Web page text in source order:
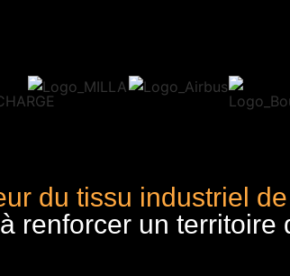
du tissu industriel
renforcer un territoire